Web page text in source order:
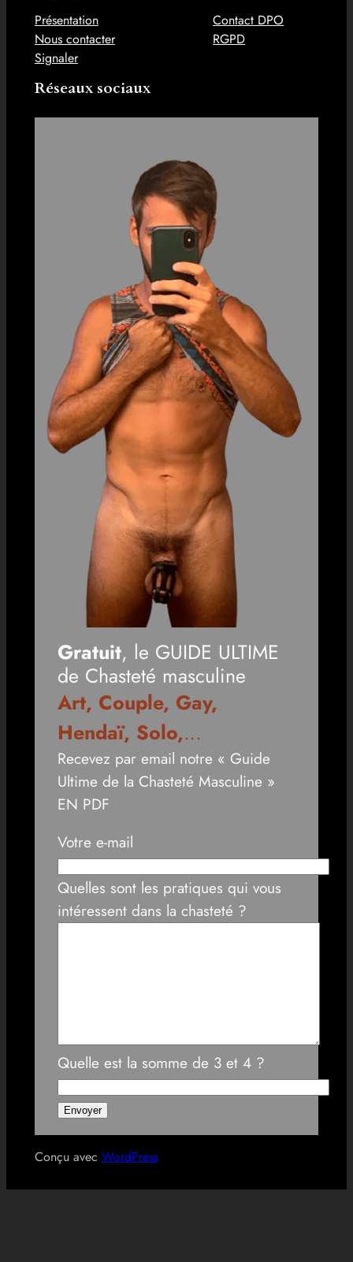
Présentation
Nous contacter
Signaler
Contact DPO
RGPD
Réseaux sociaux
Gratuit, le GUIDE ULTIME
de Chasteté masculine
Art, Couple, Gay,
Hendaï, Solo,…
Recevez par email notre « Guide
Ultime de la Chasteté Masculine »
EN PDF
Votre e-mail
Quelles sont les pratiques qui vous
intéressent dans la chasteté ?
Quelle est la somme de 3 et 4 ?
Conçu avec WordPress